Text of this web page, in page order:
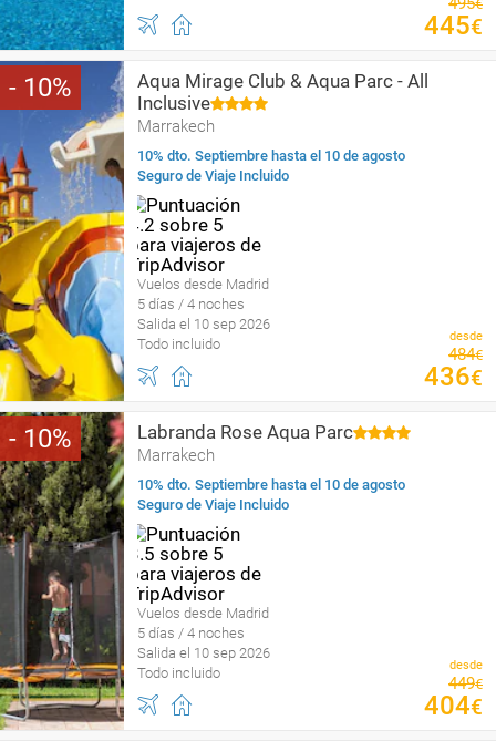
€
445€
10
Aqua Mirage Club & Aqua Parc - All
Inclusive
Marrakech
10% dto. Septiembre hasta el 10 de agosto
Seguro de Viaje Incluido
Vuelos desde Madrid
5 días / 4 noches
Salida el 10 sep 2026
Todo incluido
desde
484€
436€
10 Labranda Rose Aqua Parc
Marrakech
10% dto. Septiembre hasta el 10 de agosto
Seguro de Viaje Incluido
Vuelos desde Madrid
5 días / 4 noches
Salida el 10 sep 2026
Todo incluido
desde
449€
404€